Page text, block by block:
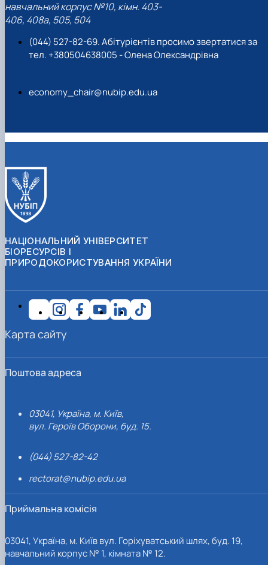
навчальний корпус №10, кімн. 403-
406, 408a, 505, 504
(044) 527-82-69. Абітурієнтів просимо звертатися за
тел. +380504638005 - Олена Олександрівна
economy_chair@nubip.edu.ua
НАЦІОНАЛЬНИЙ УНІВЕРСИТЕТ
БІОРЕСУРСІВ І
ПРИРОДОКОРИСТУВАННЯ УКРАЇНИ
Поштова адреса
03041, Україна, м. Київ,
вул. Героїв Оборони, буд. 15.
(044) 527-82-42
rectorat@nubip.edu.ua
Приймальна комісія
03041, Україна, м. Київ вул. Горіхуватський шлях, буд. 19,
навчальний корпус № 1, кімната № 12.
Карта сайту